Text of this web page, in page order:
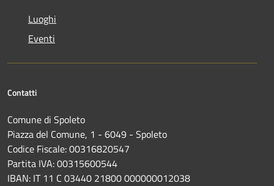
Luoghi
Eventi
Contatti
Comune di Spoleto
Piazza del Comune, 1 - 6049 - Spoleto
Codice Fiscale: 00316820547
Partita IVA: 00315600544
IBAN: IT 11 C 03440 21800 000000012038